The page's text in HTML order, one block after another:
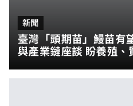
新聞
臺灣「頭期苗」鰻苗
與產業鏈座談 盼養殖